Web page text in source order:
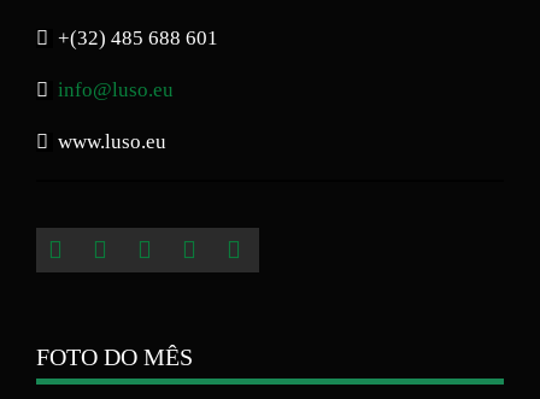
+(32) 485 688 601
info@luso.eu
www.luso.eu
FOTO DO MÊS